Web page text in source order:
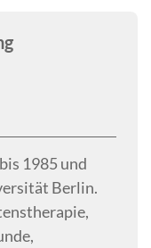
1985 und
Berlin.